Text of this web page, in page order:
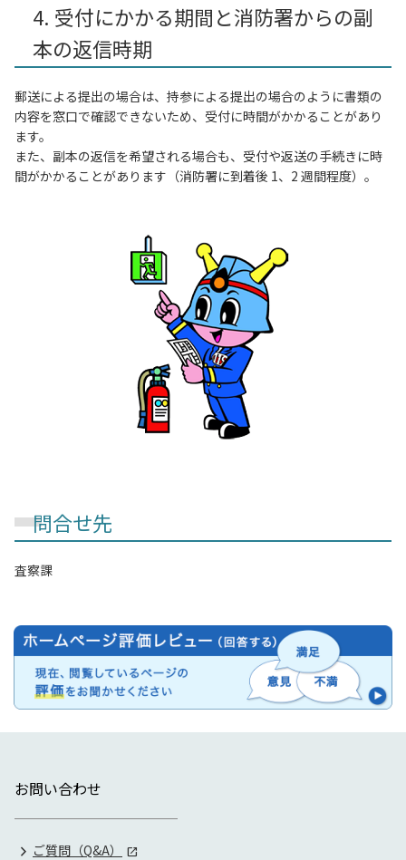
4. 受付にかかる期間と消防署からの副
本の返信時期
郵送による提出の場合は、持参による提出の場合のように書類の
内容を窓口で確認できないため、受付に時間がかかることがあり
ます。
また、副本の返信を希望される場合も、受付や返送の手続きに時
間がかかることがあります（消防署に到着後 1、2 週間程度）。
問合せ先
査察課
お問い合わせ
ご質問（Q&A）